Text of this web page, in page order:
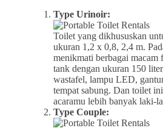
Type Urinoir:
Toilet yang dikhususkan
ukuran 1,2 x 0,8, 2,4 m.
menikmati berbagai macam
tank dengan ukuran 150
wastafel, lampu LED,
tempat sabung. Dan toilet
acaramu lebih banyak laki-
Type Couple: